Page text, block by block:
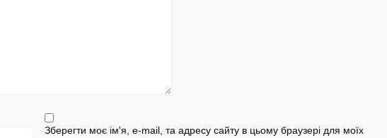
Зберегти моє ім'я, e-mail, та адресу сайту в цьому браузері для моїх